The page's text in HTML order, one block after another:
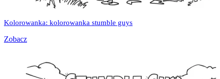
Kolorowanka: kolorowanka stumble guys
Zobacz